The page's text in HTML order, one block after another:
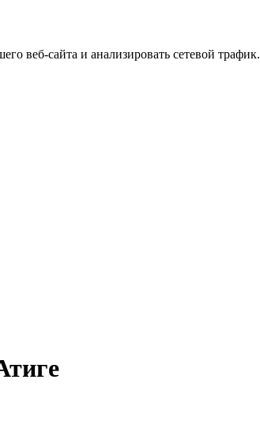
веб-сайта и анализировать сетевой трафик.